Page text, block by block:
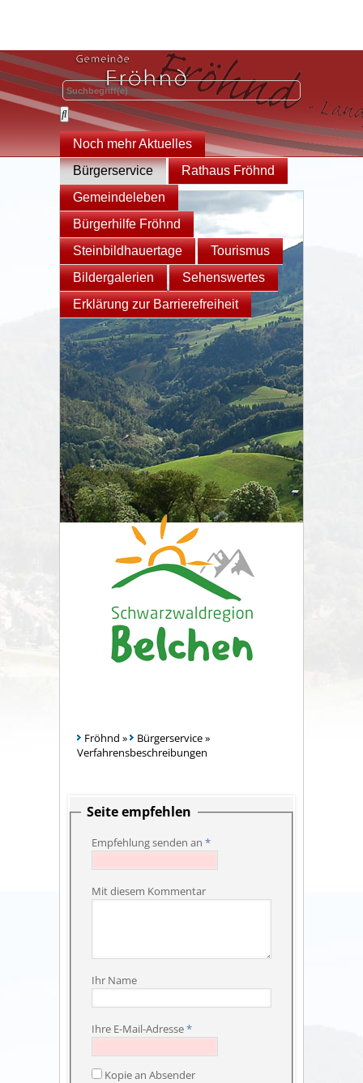
Noch mehr Aktuelles
Bürgerservice
Rathaus Fröhnd
Gemeindeleben
Bürgerhilfe Fröhnd
Steinbildhauertage
Tourismus
Bildergalerien
Sehenswertes
Erklärung zur Barrierefreiheit
Fröhnd » Bürgerservice»
Verfahrensbeschreibungen
Seite empfehlen
Empfehlung senden an *
Mit diesem Kommentar
Ihr Name
Ihre E-Mail-Adresse*
Kopie an Absender